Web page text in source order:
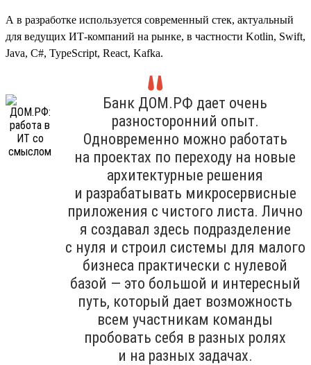
А в разработке используется современный стек, актуальный
для ведущих ИТ-компаний на рынке, в частности Kotlin, Swift,
Java, C#, TypeScript, React, Kafka.
Банк ДОМ.РФ дает очень
разносторонний опыт.
Одновременно можно работать
на проектах по переходу на новые
архитектурные решения
и разрабатывать микросервисные
приложения с чистого листа. Лично
я создавал здесь подразделение
с нуля и строил системы для малого
бизнеса практически с нулевой
базой — это большой и интересный
путь, который дает возможность
всем участникам команды
пробовать себя в разных ролях
и на разных задачах.